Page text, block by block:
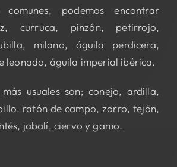
podemos encontrar
curruca, pinzón, petirrojo,
milano, águila perdicera,
leonado, águila imperial ibérica.
usuales son; conejo, ardilla,
ratón de campo, zorro, tejón,
jabalí, ciervo y gamo.